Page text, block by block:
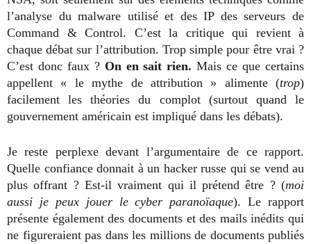
l’analyse du malware utilisé et des IP des serveurs de
Command & Control. C’est la critique qui revient à
chaque débat sur l’attribution. Trop simple pour être vrai ?
C’est donc faux ? On en sait rien.Mais ce que certains
appellent « le mythe de attribution » alimente (trop)
facilement les théories du complot (surtout quand le
gouvernement américain est impliqué dans les débats).
Je reste perplexe devant l’argumentaire de ce rapport.
Quelle confiance donnait à un hacker russe qui se vend au
plus offrant ? Est-il vraiment qui il prétend être ? (moi
aussi je peux jouer le cyber paranoïaque). Le rapport
présente également des documents et des mails inédits qui
ne figureraient pas dans les millions de documents publiés